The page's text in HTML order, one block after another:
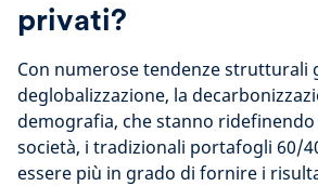
privati?
Con numerose tendenze strutturali
deglobalizzazione, la
demografia, che stanno ridefinendo
società, i tradizionali portafogli 60/
essere più in grado di fornire i